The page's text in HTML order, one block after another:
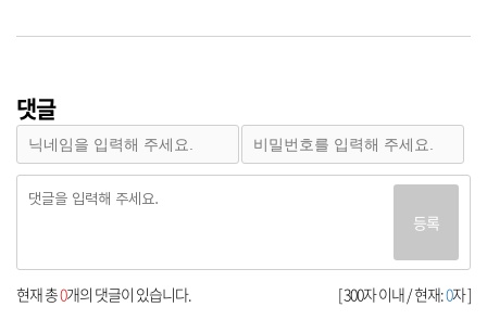
댓글
등록
[ 300자 이내 / 현재:0자 ]
현재 총0개의 댓글이 있습니다.